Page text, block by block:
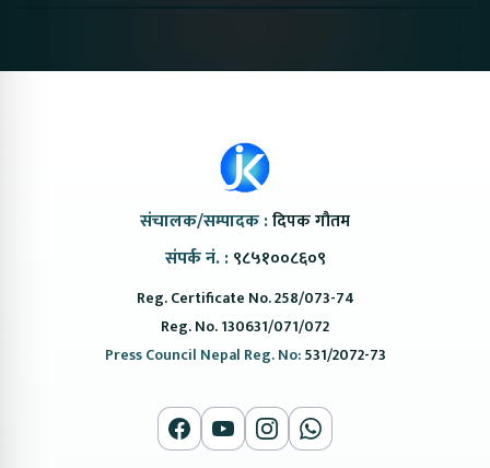
संचालक/सम्पादक :दिपक गौतम
संपर्क नं. : ९८५१००८६०९
Reg. Certificate No. 258/073-74
Reg. No. 130631/071/072
Press Council Nepal Reg. No:531/2072-73